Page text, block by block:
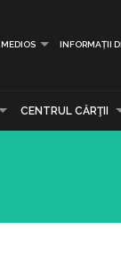
MEDIOS INFORMAȚII
CENTRUL CĂRŢII